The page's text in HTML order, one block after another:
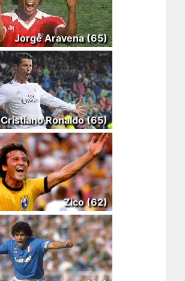
Jorge Aravena (65)
Cristiano Ronaldo (65)
Zico (62)